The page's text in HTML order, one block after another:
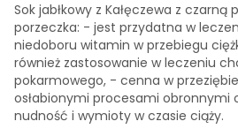
Sok jabłkowy z Kałęczewa z czarną
porzeczka: - jest przydatna w
niedoboru witamin w przebiegu
również zastosowanie w leczeniu
pokarmowego, - cenna w
osłabionymi procesami obronnymi
nudność i wymioty w czasie ciąży.